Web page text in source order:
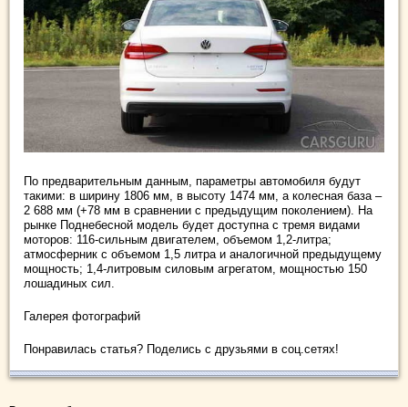
По предварительным данным, параметры автомобиля будут
такими: в ширину 1806 мм, в высоту 1474 мм, а колесная база –
2 688 мм (+78 мм в сравнении с предыдущим поколением). На
рынке Поднебесной модель будет доступна с тремя видами
моторов: 116-сильным двигателем, объемом 1,2-литра;
атмосферник с объемом 1,5 литра и аналогичной предыдущему
мощность; 1,4-литровым силовым агрегатом, мощностью 150
лошадиных сил.
Галерея фотографий
Понравилась статья? Поделись с друзьями в соц.сетях!